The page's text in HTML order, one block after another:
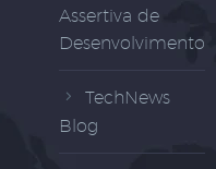
Assertiva de
Desenvolvimento
TechNews
Blog